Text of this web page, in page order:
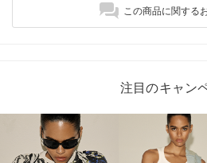
この商品に関する
注目のキャン